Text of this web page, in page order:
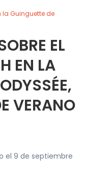
la Guinguette de
EL
EN LA
VERANO
el 9 de septiembre